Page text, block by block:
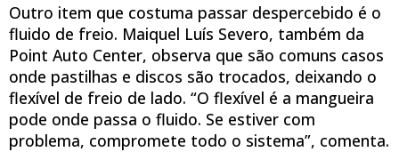
Outro item que costuma passar despercebido é o
fluido de freio. Maiquel Luís Severo, também da
Point Auto Center, observa que são comuns casos
onde pastilhas e discos são trocados, deixando o
flexível de freio de lado. “O flexível é a mangueira
pode onde passa o fluido. Se estiver com
problema, compromete todo o sistema”, comenta.